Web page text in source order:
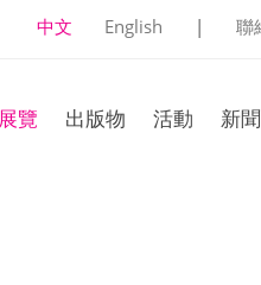
中文 English | 聯
覽 出版物 活動 新聞